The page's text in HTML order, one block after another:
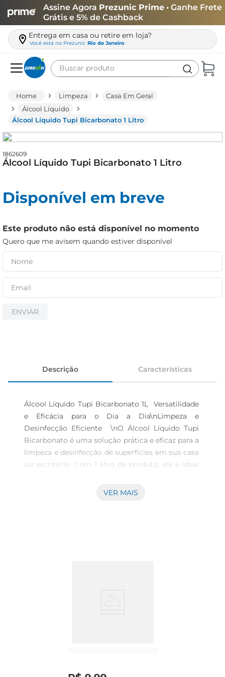
Assine Agora Prezunic Prime • Ganhe Frete
Grátis e 5% de Cashback
Entrega em casa ou retire em loja?
Você está no Prezunic Rio de Janeiro
Buscar produto
Limpeza
Casa Em Geral
Álcool Líquido
Álcool Líquido Tupi Bicarbonato 1 Litro
1862609
Álcool Líquido Tupi Bicarbonato 1 Litro
Disponível em breve
Este produto não está disponível no momento
Quero que me avisem quando estiver disponível
ENVIAR
Descrição Características
Álcool Líquido Tupi Bicarbonato 1L  Versatilidade
e Eficácia para o Dia a Dia\nLimpeza e
Desinfecção Eficiente  \nO Álcool Líquido Tupi
Bicarbonato é uma solução prática e eficaz para a
limpeza e desinfecção de superfícies em sua casa
ou escritório. Com 1 litro de produto, ele é ideal
germes, proporcionando segurança e conforto
rápida, permitindo que você mantenha a higiene
VER MAIS
leite
queijo
biscoito
cerveja
iogurte
papel higiênico